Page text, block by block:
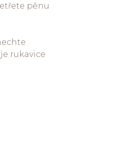
pěnu
rukavice